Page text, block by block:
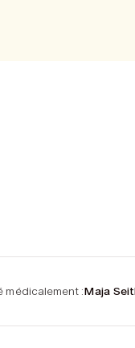
médicalement :Maja